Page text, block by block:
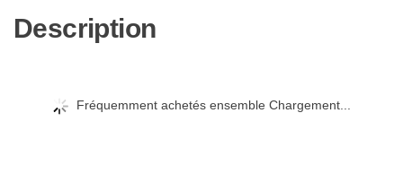
Description
Fréquemment achetés ensemble Chargement...